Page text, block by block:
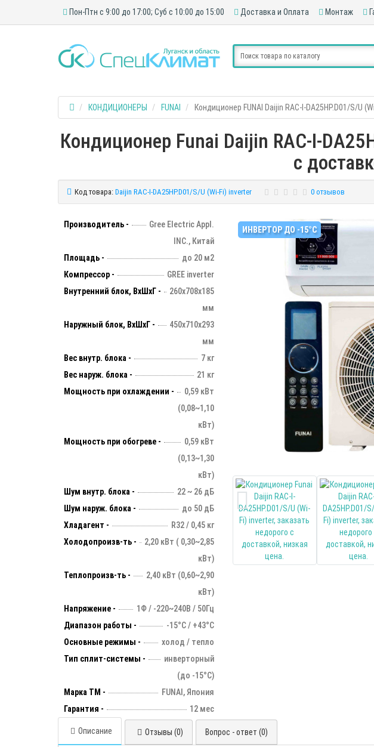
Пон-Птн с 9:00 до 17:00; Суб с 10:00 до 15:00 Доставка и Оплата Монтаж
КОНДИЦИОНЕРЫ FUNAI Кондиционер FUNAI Daijin RAC-I-DA25HP.D01/S/U
Кондиционер Funai Daijin RAC-I-
с
Код товара: Daijin RAC-I-DA25HP.D01/S/U (Wi-Fi) inverter 0 отзывов
Производитель -
Gree Electric Appl.
INC., Китай
Площадь -
до 20 м2
Компрессор -
GREE inverter
Внутренний блок, ВхШхГ -
260х708х185
мм
Наружный блок, ВхШхГ -
450х710х293
мм
Вес внутр. блока -
7 кг
Вес наруж. блока -
21 кг
Мощность при охлаждении -
0,59 кВт
(0,08~1,10
кВт)
Мощность при обогреве -
0,59 кВт
(0,13~1,30
кВт)
Шум внутр. блока -
22 ~ 26 дБ
Шум наруж. блока -
до 50 дБ
Хладагент -
R32 / 0,45 кг
Холодопроизв-ть -
2,20 кВт ( 0,30~2,85
кВт)
Теплопроизв-ть -
2,40 кВт (0,60~2,90
кВт)
Напряжение -
1Ф / -220~240В / 50Гц
Диапазон работы -
-15°С / +43°С
Основные режимы -
холод / тепло
Тип сплит-системы -
инверторный
(до -15°С)
Марка ТМ -
FUNAI, Япония
Гарантия -
12 мес
ИНВЕРТОР ДО -15°С
Описание Отзывы (0) Вопрос - ответ (0)